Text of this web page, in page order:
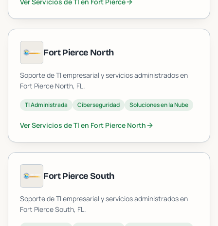
Fort Pierce North
Soporte de TI empresarial y servicios administrados en
Fort Pierce North, FL.
TI Administrada Ciberseguridad Soluciones en la Nube
Ver Servicios de TI en Fort Pierce North
Fort Pierce South
Soporte de TI empresarial y servicios administrados en
Fort Pierce South, FL.